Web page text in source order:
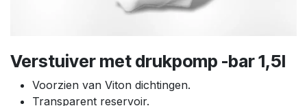
Verstuiver met drukpomp -bar 1,5l
Voorzien van Viton dichtingen.
Transparent reservoir.